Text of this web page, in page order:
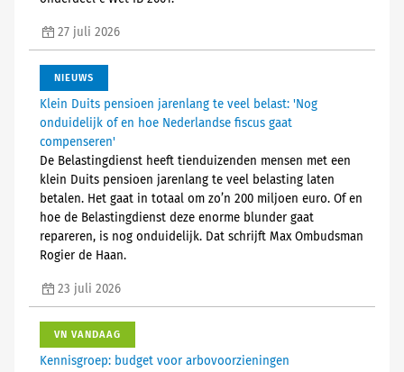
27 juli 2026
NIEUWS
Klein Duits pensioen jarenlang te veel belast: 'Nog
onduidelijk of en hoe Nederlandse fiscus gaat
compenseren'
De Belastingdienst heeft tienduizenden mensen met een
klein Duits pensioen jarenlang te veel belasting laten
betalen. Het gaat in totaal om zo’n 200 miljoen euro. Of en
hoe de Belastingdienst deze enorme blunder gaat
repareren, is nog onduidelijk. Dat schrijft Max Ombudsman
Rogier de Haan.
23 juli 2026
VN VANDAAG
Kennisgroep: budget voor arbovoorzieningen